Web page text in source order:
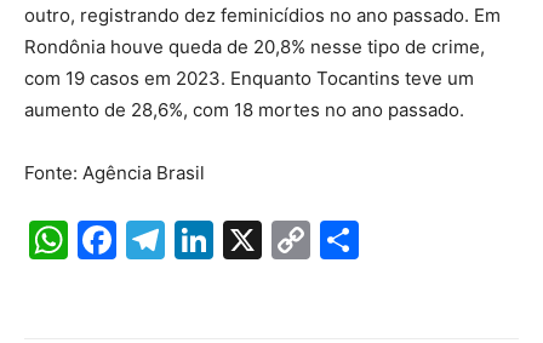
outro, registrando dez feminicídios no ano passado. Em
Rondônia houve queda de 20,8% nesse tipo de crime,
com 19 casos em 2023. Enquanto Tocantins teve um
aumento de 28,6%, com 18 mortes no ano passado.
Fonte: Agência Brasil
W F
T
Li X
C